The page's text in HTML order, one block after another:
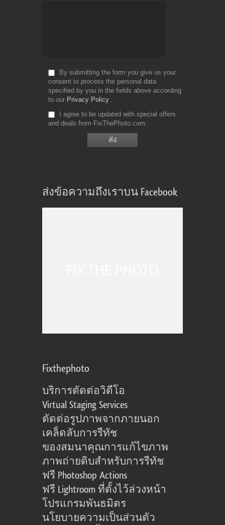
By submitting the form you give us your
consent to process the personal data
specified by you in the fields above according
to our Privacy Policy
I agree to be updated with special offers
and deals from FixThePhoto.com
ส่งข้อความถึงเราบน Facebook
Fixthephoto
บริการตัดต่อวิดีโอ
Virtual Staging Services
ตัดต่อรูปภาพจากภายนอก
เคล็ดลับการรีทัช
ของสมนาคุณการแก้ไขภาพ
ภาพถ่ายดิบสำหรับการรีทัช
ฟรี Photoshop Actions
ฟรี Lightroom ที่ตั้งไว้ล่วงหน้า
โปรแกรมพันธมิตร
นโยบายความเป็นส่วนตัว